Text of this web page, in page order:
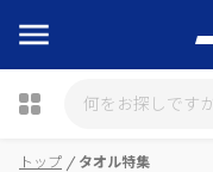
トップ タオル特集